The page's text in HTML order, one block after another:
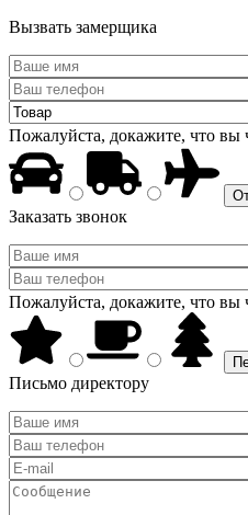
Вызвать замерщика
Пожалуйста, докажите, что вы
Заказать звонок
Пожалуйста, докажите, что вы
Письмо директору